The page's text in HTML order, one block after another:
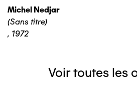
Michel Nedjar
(Sans titre)
, 1972
Voir toutes les